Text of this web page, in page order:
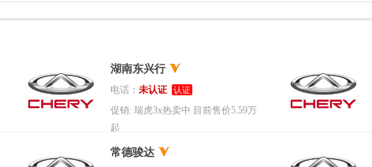
湖南东兴行
电话： 未认证 认证
促销: 瑞虎3x热卖中 目前售价5.59万
起
常德骏达